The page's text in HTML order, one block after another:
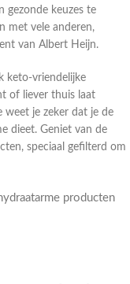
gezonde keuzes te
met vele anderen,
van Albert Heijn.
keto-vriendelijke
of liever thuis laat
weet je zeker dat je de
dieet. Geniet van de
speciaal gefilterd om
producten